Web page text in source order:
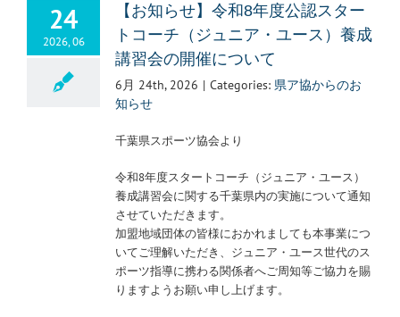
24
2026, 06
【お知らせ】令和8年度公認スター
トコーチ（ジュニア・ユース）養成
講習会の開催について
6月 24th, 2026 | Categories: 県ア協からのお
知らせ
千葉県スポーツ協会より
令和8年度スタートコーチ（ジュニア・ユース）
養成講習会に関する千葉県内の実施について通知
させていただきます。
加盟地域団体の皆様におかれましても本事業につ
いてご理解いただき、ジュニア・ユース世代のス
ポーツ指導に携わる関係者へご周知等ご協力を賜
りますようお願い申し上げます。